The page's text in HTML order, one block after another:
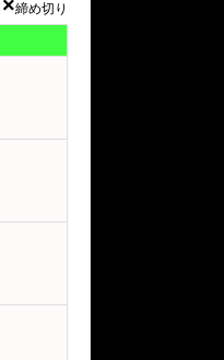
×締め切り